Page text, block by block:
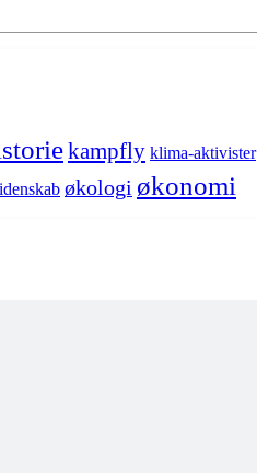
kampfly klima-aktivister
økologi økonomi